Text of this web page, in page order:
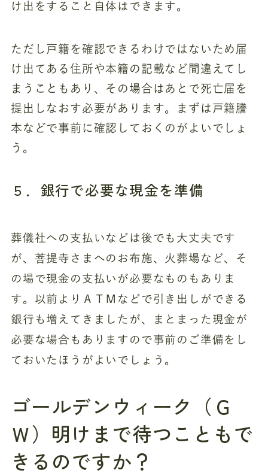
け出をすること自体はできます。
ただし戸籍を確認できるわけではないため届
け出てある住所や本籍の記載など間違えてし
まうこともあり、その場合はあとで死亡届を
提出しなおす必要があります。まずは戸籍謄
本などで事前に確認しておくのがよいでしょ
う。
５．銀行で必要な現金を準備
葬儀社への支払いなどは後でも大丈夫です
が、菩提寺さまへのお布施、火葬場など、そ
の場で現金の支払いが必要なものもありま
す。以前よりＡＴＭなどで引き出しができる
銀行も増えてきましたが、まとまった現金が
必要な場合もありますので事前のご準備をし
ておいたほうがよいでしょう。
ゴールデンウィーク（Ｇ
Ｗ）明けまで待つこともで
きるのですか？